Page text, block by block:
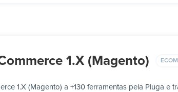
1.X (Magento)
1.X (Magento) a +130 ferramentas pela Pluga